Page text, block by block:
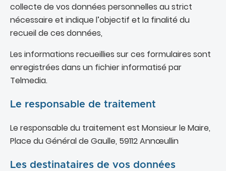
collecte de vos données personnelles au strict
nécessaire et indique l’objectif et la finalité du
recueil de ces données,
Les informations recueillies sur ces formulaires sont
enregistrées dans un fichier informatisé par
Telmedia.
Le responsable de traitement
Le responsable du traitement est Monsieur le Maire,
Place du Général de Gaulle, 59112 Annœullin
Les destinataires de vos données